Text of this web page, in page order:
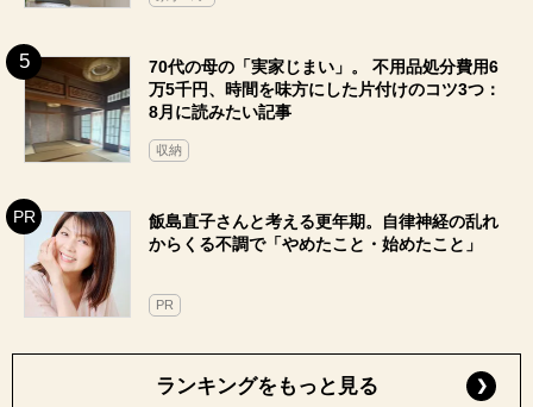
70代の母の「実家じまい」。 不用品処分費用6
万5千円、時間を味方にした片付けのコツ3つ：
8月に読みたい記事
収納
飯島直子さんと考える更年期。自律神経の乱れ
からくる不調で「やめたこと・始めたこと」
PR
ランキングをもっと見る